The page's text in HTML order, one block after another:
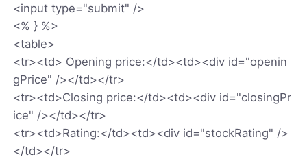
<input type="submit" />
<% } %>
<table>
<tr><td> Opening price:</td><td><div id="openin
gPrice" /></td></tr>
<tr><td>Closing price:</td><td><div id="closingPr
ice" /></td></tr>
<tr><td>Rating:</td><td><div id="stockRating" />
</td></tr>